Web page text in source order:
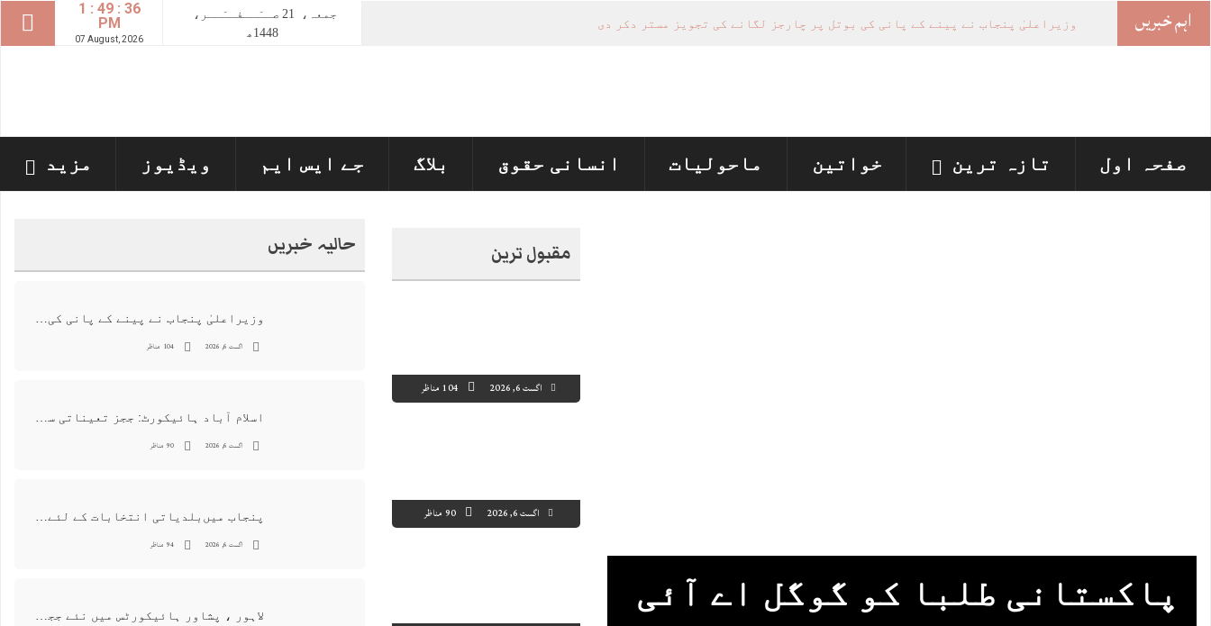
1 : 49 : 37
PM
07 August, 2026
جمعہ، 21 صــَــفــَــر،
1448ھ
اہم خبریں
صفحہ اول تازہ ترین خواتین ماحولیات انسانی حقوق بلاگ جے ایس ایم ویڈیوز مزید
مقبول ترین
اگست 6, 2026 104 مناظر
اگست 6, 2026 90 مناظر
پاکستانی طلبا کو گوگل اے آئی
حالیہ خبریں
وزیراعلیٰ پنجاب نے پینے کے پانی کی بوتل پر چارجز لگانے کی تجویز مستر دکر دی
اگست 6, 2026 104 مناظر
اسلام آباد ہائیکورٹ: ججز تعیناتی سمری منظور نہیں‌ ہونے کے خٌلاف فیصلہ محفوظ
اگست 6, 2026 90 مناظر
پنجاب میں‌بلدیاتی انتخابات کے لئے 12 ارب روپے سے زائد مختص کرنے کی منظوری
اگست 6, 2026 94 مناظر
لاہور ، پشاور ہائیکورٹس میں نئے ججز کی تعیناتی اور مستقلی التواء کا شکار